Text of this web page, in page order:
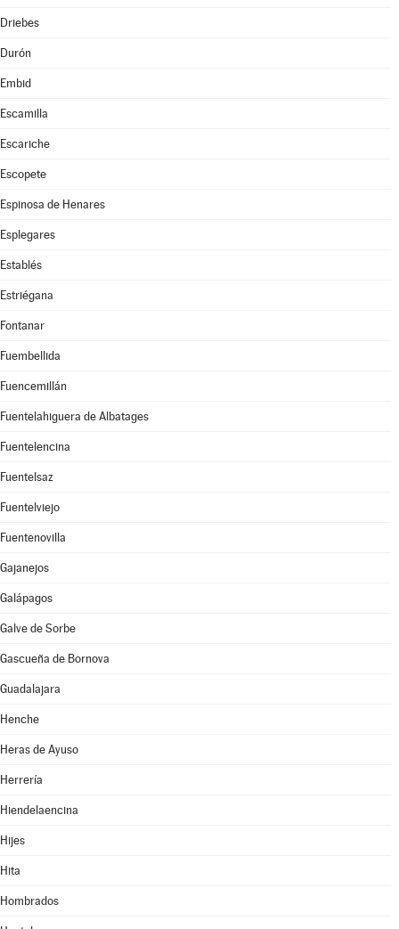
Driebes
Durón
Embid
Escamilla
Escariche
Escopete
Espinosa de Henares
Esplegares
Establés
Estriégana
Fontanar
Fuembellida
Fuencemillán
Fuentelahiguera de Albatages
Fuentelencina
Fuentelsaz
Fuentelviejo
Fuentenovilla
Gajanejos
Galápagos
Galve de Sorbe
Gascueña de Bornova
Guadalajara
Henche
Heras de Ayuso
Herrería
Hiendelaencina
Hijes
Hita
Hombrados